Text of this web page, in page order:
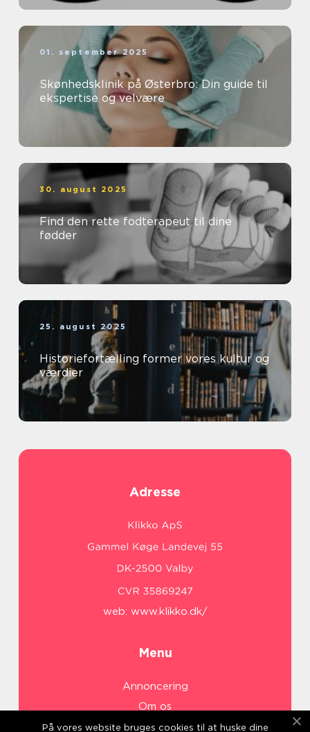
01. september 2025
Skønhedsklinik på Østerbro: Din guide til
ekspertise og velvære
30. august 2025
Find den rette fodterapeut til dine
fødder
25. august 2025
Historiefortælling former vores kultur og
værdier
Adresse
web: www.klikko.dk/
Menu
Annoncering
Om os
Cookies
På vores website bruges cookies til at huske dine